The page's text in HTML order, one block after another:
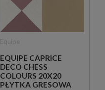
EQUIPE CAPRICE
DECO CHESS
COLOURS 20X20
PŁYTKA GRESOWA